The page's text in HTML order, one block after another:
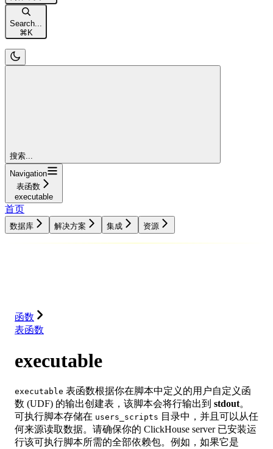
Search...
⌘K
搜索...
Navigation
表函数
executable
首页
数据库 解决方案 集成 资源
函数
表函数
executable
executable 表函数根据你在脚本中定义的用户自定义函
数 (UDF) 的输出创建表，该脚本会将行输出到 stdout。
可执行脚本存储在 users_scripts 目录中，并且可以从任
何来源读取数据。请确保你的 ClickHouse server 已安装运
行该可执行脚本所需的全部依赖包。例如，如果它是